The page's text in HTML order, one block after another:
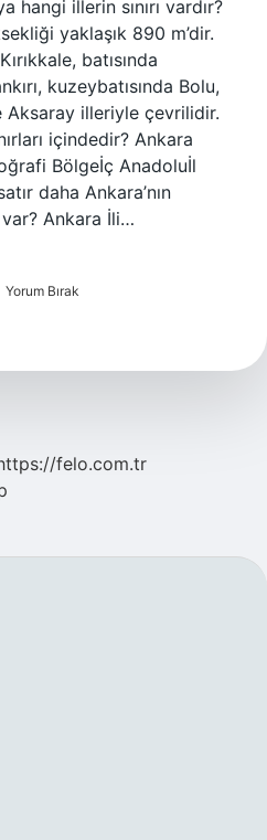
hangi illerin sınırı vardır?
yaklaşık 890 m’dir.
batısında
kuzeybatısında Bolu,
Aksaray illeriyle çevrilidir.
içindedir? Ankara
Bölgeİç Anadoluİl
daha Ankara’nın
Ankara İli…
Yorum Bırak
felo.com.tr